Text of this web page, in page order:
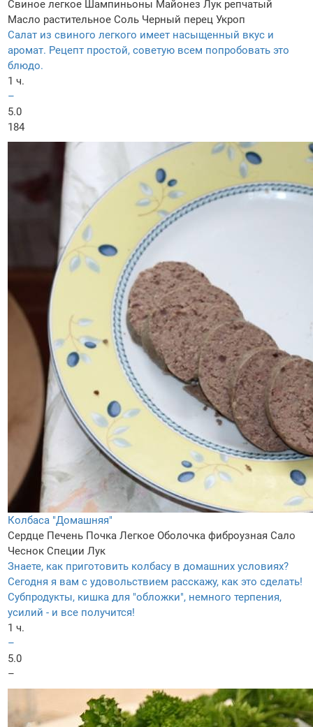
Свиное легкое Шампиньоны Майонез Лук репчатый
Масло растительное Соль Черный перец Укроп
Салат из свиного легкого имеет насыщенный вкус и
аромат. Рецепт простой, советую всем попробовать это
блюдо.
1 ч.
–
5.0
184
Колбаса "Домашняя"
Сердце Печень Почка Легкое Оболочка фиброузная Сало
Чеснок Специи Лук
Знаете, как приготовить колбасу в домашних условиях?
Сегодня я вам с удовольствием расскажу, как это сделать!
Субпродукты, кишка для "обложки", немного терпения,
усилий - и все получится!
1 ч.
–
5.0
–